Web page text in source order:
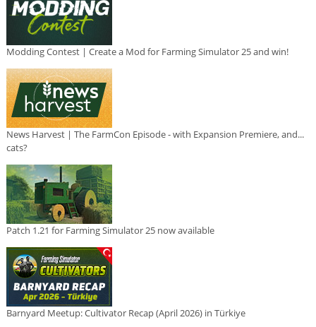
Modding Contest | Create a Mod for Farming Simulator 25 and win!
News Harvest | The FarmCon Episode - with Expansion Premiere, and...
cats?
Patch 1.21 for Farming Simulator 25 now available
Barnyard Meetup: Cultivator Recap (April 2026) in Türkiye